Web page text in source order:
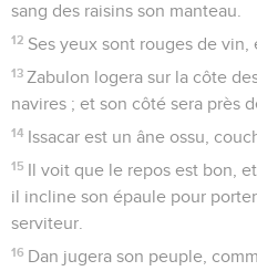
sang des raisins son manteau.
12 Ses yeux sont rouges de vin,
13 Zabulon logera sur la côte
navires ; et son côté sera près
14 Issacar est un âne ossu,
15 Il voit que le repos est bon,
il incline son épaule pour
serviteur.
16 Dan jugera son peuple,